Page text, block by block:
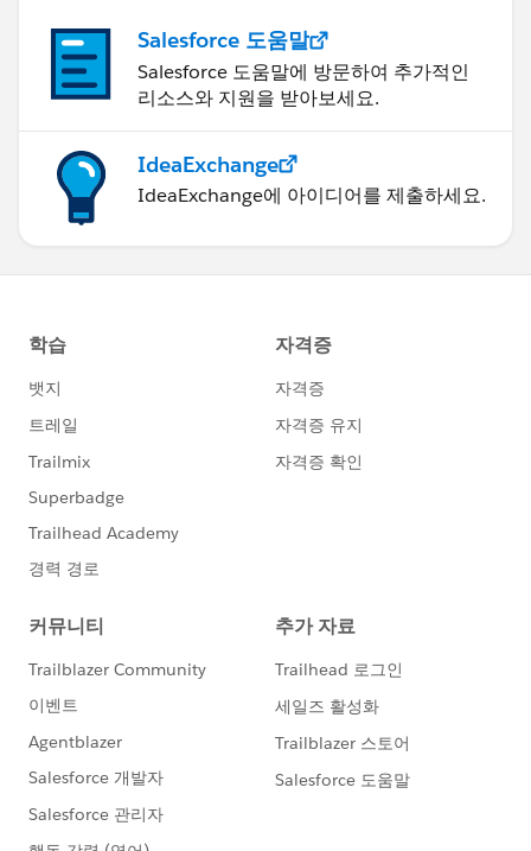
Salesforce 도움말
Salesforce 도움말에 방문하여 추가적인
리소스와 지원을 받아보세요.
IdeaExchange
IdeaExchange에 아이디어를 제출하세요.